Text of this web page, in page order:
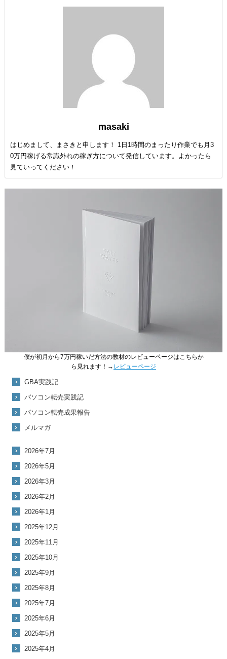
masaki
はじめまして、まさきと申します！ 1日1時間のまったり作業でも月3
0万円稼げる常識外れの稼ぎ方について発信しています。よかったら
見ていってください！
僕が初月から7万円稼いだ方法の教材のレビューページはこちらか
ら見れます！→ レビューページ
GBA実践記
パソコン転売実践記
パソコン転売成果報告
メルマガ
2026年7月
2026年5月
2026年3月
2026年2月
2026年1月
2025年12月
2025年11月
2025年10月
2025年9月
2025年8月
2025年7月
2025年6月
2025年5月
2025年4月